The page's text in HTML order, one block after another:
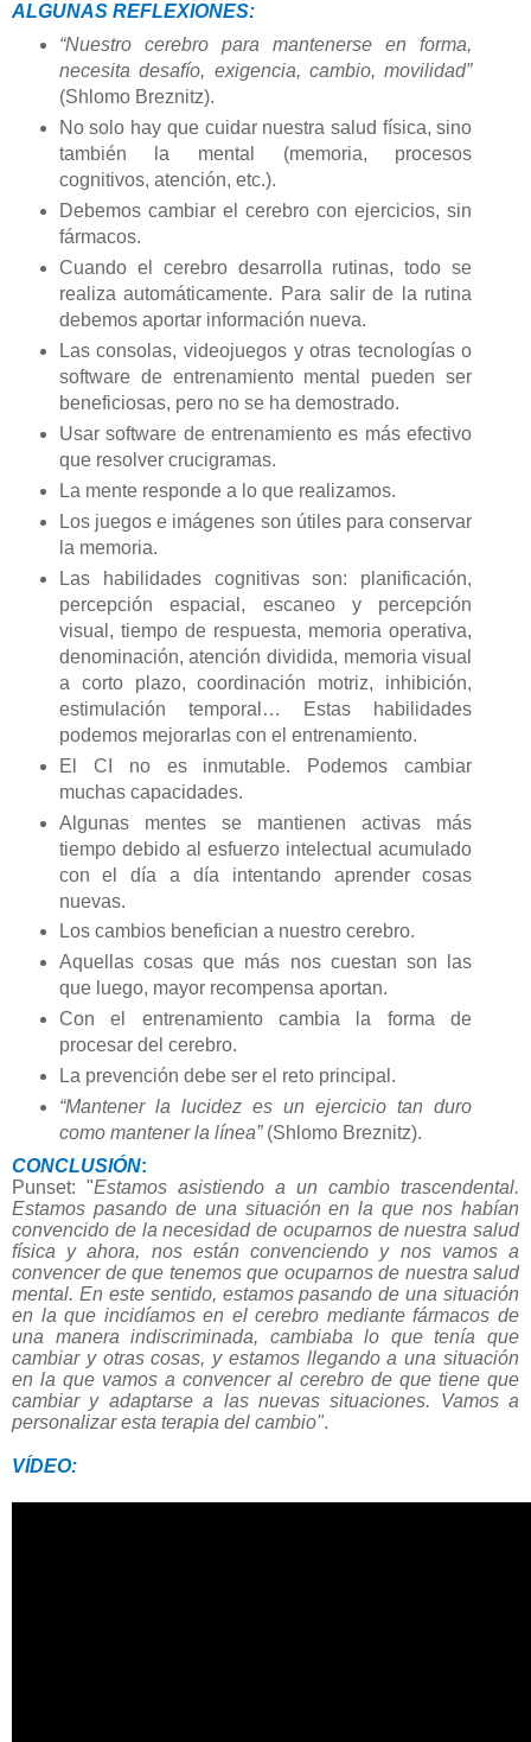
ALGUNAS REFLEXIONES:
“Nuestro cerebro para mantenerse en forma,
necesita desafío, exigencia, cambio, movilidad”
(Shlomo Breznitz).
No solo hay que cuidar nuestra salud física, sino
también la mental (memoria, procesos
cognitivos, atención, etc.).
Debemos cambiar el cerebro con ejercicios, sin
fármacos.
Cuando el cerebro desarrolla rutinas, todo se
realiza automáticamente. Para salir de la rutina
debemos aportar información nueva.
Las consolas, videojuegos y otras tecnologías o
software de entrenamiento mental pueden ser
beneficiosas, pero no se ha demostrado.
Usar software de entrenamiento es más efectivo
que resolver crucigramas.
La mente responde a lo que realizamos.
Los juegos e imágenes son útiles para conservar
la memoria.
Las habilidades cognitivas son: planificación,
percepción espacial, escaneo y percepción
visual, tiempo de respuesta, memoria operativa,
denominación, atención dividida, memoria visual
a corto plazo, coordinación motriz, inhibición,
estimulación temporal… Estas habilidades
podemos mejorarlas con el entrenamiento.
El CI no es inmutable. Podemos cambiar
muchas capacidades.
Algunas mentes se mantienen activas más
tiempo debido al esfuerzo intelectual acumulado
con el día a día intentando aprender cosas
nuevas.
Los cambios benefician a nuestro cerebro.
Aquellas cosas que más nos cuestan son las
que luego, mayor recompensa aportan.
Con el entrenamiento cambia la forma de
procesar del cerebro.
La prevención debe ser el reto principal.
“Mantener la lucidez es un ejercicio tan duro
como mantener la línea”(Shlomo Breznitz).
CONCLUSIÓN:
Punset: "Estamos asistiendo a un cambio trascendental.
Estamos pasando de una situación en la que nos habían
convencido de la necesidad de ocuparnos de nuestra salud
física y ahora, nos están convenciendo y nos vamos a
convencer de que tenemos que ocuparnos de nuestra salud
mental. En este sentido, estamos pasando de una situación
en la que incidíamos en el cerebro mediante fármacos de
una manera indiscriminada, cambiaba lo que tenía que
cambiar y otras cosas, y estamos llegando a una situación
en la que vamos a convencer al cerebro de que tiene que
cambiar y adaptarse a las nuevas situaciones. Vamos a
personalizar esta terapia del cambio".
VÍDEO: